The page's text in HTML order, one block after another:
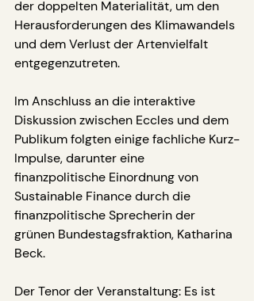
der doppelten Materialität, um den
Herausforderungen des Klimawandels
und dem Verlust der Artenvielfalt
entgegenzutreten.
Im Anschluss an die interaktive
Diskussion zwischen Eccles und dem
Publikum folgten einige fachliche Kurz-
Impulse, darunter eine
finanzpolitische Einordnung von
Sustainable Finance durch die
finanzpolitische Sprecherin der
grünen Bundestagsfraktion, Katharina
Beck.
Der Tenor der Veranstaltung: Es ist